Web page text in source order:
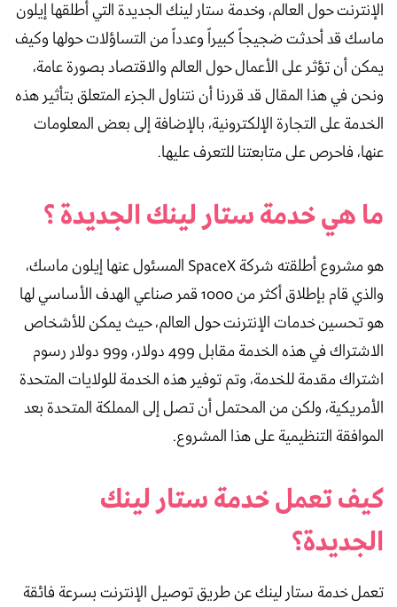
الإنترنت حول العالم، وخدمة ستار لينك الجديدة التي أطلقها إيلون
ماسك قد أحدثت ضجيجاً كبيراً وعدداً من التساؤلات حولها وكيف
يمكن أن تؤثر على الأعمال حول العالم والاقتصاد بصورة عامة،
ونحن في هذا المقال قد قررنا أن نتناول الجزء المتعلق بتأثير هذه
الخدمة على التجارة الإلكترونية، بالإضافة إلى بعض المعلومات
عنها، فاحرص على متابعتنا للتعرف عليها.
ما هي خدمة ستار لينك الجديدة ؟
هو مشروع أطلقته شركة SpaceX المسئول عنها إيلون ماسك،
والذي قام بإطلاق أكثر من 1000 قمر صناعي الهدف الأساسي لها
هو تحسين خدمات الإنترنت حول العالم، حيث يمكن للأشخاص
الاشتراك في هذه الخدمة مقابل 499 دولار، و99 دولار رسوم
اشتراك مقدمة للخدمة، وتم توفير هذه الخدمة للولايات المتحدة
الأمريكية، ولكن من المحتمل أن تصل إلى المملكة المتحدة بعد
الموافقة التنظيمية على هذا المشروع.
كيف تعمل خدمة ستار لينك
الجديدة؟
تعمل خدمة ستار لينك عن طريق توصيل الإنترنت بسرعة فائقة